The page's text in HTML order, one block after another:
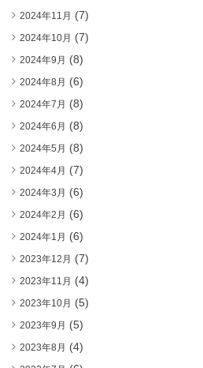
2024年11月 (7)
2024年10月 (7)
2024年9月 (8)
2024年8月 (6)
2024年7月 (8)
2024年6月 (8)
2024年5月 (8)
2024年4月 (7)
2024年3月 (6)
2024年2月 (6)
2024年1月 (6)
2023年12月 (7)
2023年11月 (4)
2023年10月 (5)
2023年9月 (5)
2023年8月 (4)